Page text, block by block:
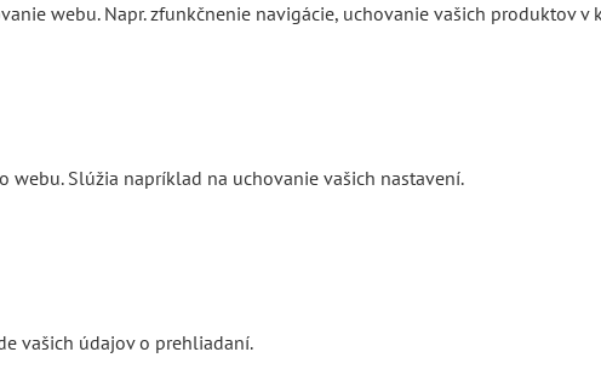
webu. Napr. zfunkčnenie navigácie, uchovanie vašich produktov v
webu. Slúžia napríklad na uchovanie vašich nastavení.
vašich údajov o prehliadaní.